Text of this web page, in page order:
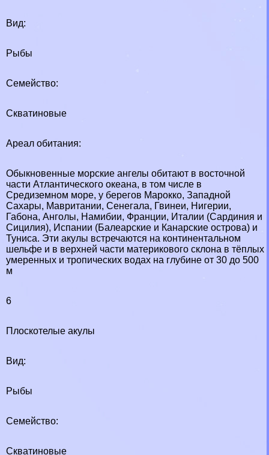
Вид:
Рыбы
Семейство:
Скватиновые
Ареал обитания:
Обыкновенные морские ангелы обитают в восточной
части Атлантического океана, в том числе в
Средиземном море, у берегов Марокко, Западной
Сахары, Мавритании, Сенегала, Гвинеи, Нигерии,
Габона, Анголы, Намибии, Франции, Италии (Сардиния и
Сицилия), Испании (Балеарские и Канарские острова) и
Туниса. Эти акулы встречаются на континентальном
шельфе и в верхней части материкового склона в тёплых
умеренных и тропических водах на глубине от 30 до 500
м
6
Плоскотелые акулы
Вид:
Рыбы
Семейство:
Скватиновые